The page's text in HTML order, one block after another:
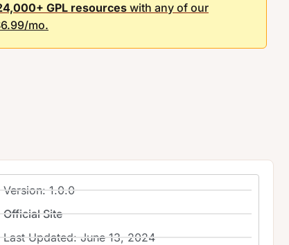
GPL resourceswith any of our
mo.
Version: 1.0.0
Official Site
Last Updated: June 13, 2024